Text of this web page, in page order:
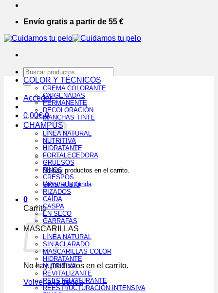
Envío gratis a partir de 55 €
Buscar
por:
Acceder
0,00€ 0
No hay productos en el carrito.
Volver a la tienda
0
Carrito
No hay productos en el carrito.
Volver a la tienda
COLOR Y TÉCNICOS
CREMA COLORANTE
OXIGENADAS
PERMANENTE
DECOLORACIÓN
MANCHAS TINTE
CHAMPÚS
LÍNEA NATURAL
NUTRITIVA
HIDRATANTE
FORTALECEDORA
GRUESOS
FINOS
CRESPOS
GRIS/RUBIO
RIZADOS
CAÍDA
CASPA
EN SECO
GARRAFAS
MASCARILLAS
LÍNEA NATURAL
SIN ACLARADO
MASCARILLAS COLOR
HIDRATANTE
NUTRITIVA
REVITALIZANTE
REESTRUCTURANTE
REESTRUCTURACIÓN INTENSIVA